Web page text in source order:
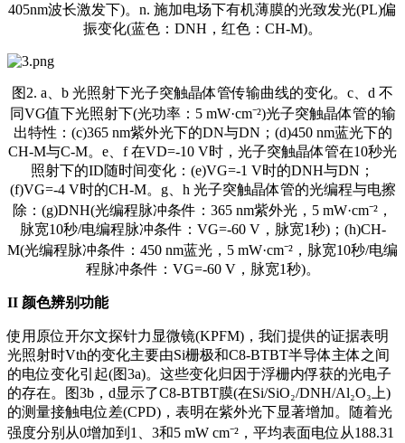
405nm波长激发下)。n. 施加电场下有机薄膜的光致发光(PL)偏
振变化(蓝色：DNH，红色：CH-M)。
图2. a、b 光照射下光子突触晶体管传输曲线的变化。c、d 不
同VG值下光照射下(光功率：5 mW·cm⁻²)光子突触晶体管的输
出特性：(c)365 nm紫外光下的DN与DN；(d)450 nm蓝光下的
CH-M与C-M。e、f 在VD=-10 V时，光子突触晶体管在10秒光
照射下的ID随时间变化：(e)VG=-1 V时的DNH与DN；
(f)VG=-4 V时的CH-M。g、h 光子突触晶体管的光编程与电擦
除：(g)DNH(光编程脉冲条件：365 nm紫外光，5 mW·cm⁻²，
脉宽10秒/电编程脉冲条件：VG=-60 V，脉宽1秒)；(h)CH-
M(光编程脉冲条件：450 nm蓝光，5 mW·cm⁻²，脉宽10秒/电编
程脉冲条件：VG=-60 V，脉宽1秒)。
II 颜色辨别功能
使用原位开尔文探针力显微镜(KPFM)，我们提供的证据表明
光照射时Vth的变化主要由Si栅极和C8-BTBT半导体主体之间
的电位变化引起(图3a)。这些变化归因于浮栅内俘获的光电子
的存在。图3b，d显示了C8-BTBT膜(在Si/SiO₂/DNH/Al₂O₃上)
的测量接触电位差(CPD)，表明在紫外光下显著增加。随着光
强度分别从0增加到1、3和5 mW cm⁻²，平均表面电位从188.31